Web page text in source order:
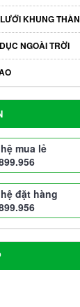
KHUNG
NGOÀI TRỜI
mua lẻ
đặt hàng